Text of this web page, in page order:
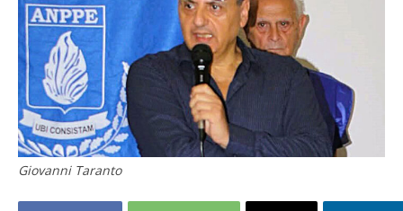
Giovanni Taranto